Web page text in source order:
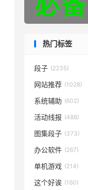
热门标签
段子 (2235)
网站推荐 (1028)
系统辅助 (602)
活动线报 (488)
图集段子 (373)
办公软件 (267)
单机游戏 (214)
这个好诶 (160)